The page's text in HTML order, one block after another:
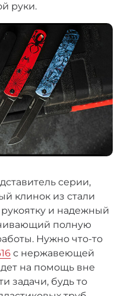
руки.
серии,
клинок из стали
и надежный
полную
Нужно что-то
с нержавеющей
на помощь вне
задачи, будь то